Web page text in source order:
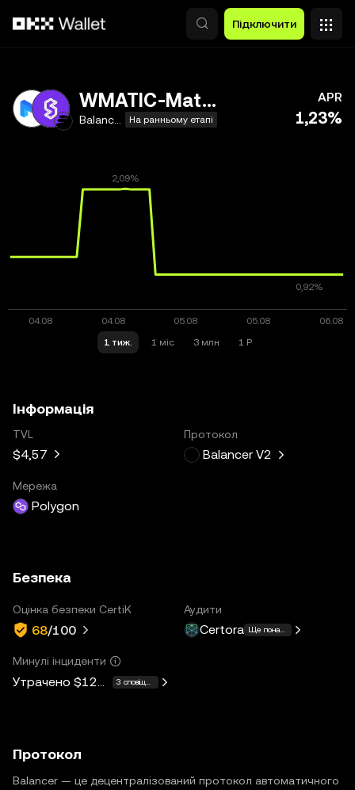
Підключити
WMATIC-MaticX
На ранньому етапі
APR
1,23%
1 тиж. 1 міс 3 млн 1 Р
Інформація
TVL
$4,57
Протокол
Balancer V2
Мережа
Polygon
Безпека
Оцінка безпеки CertiK
68/100
Аудити
Certora Ще понад 10
Минулі інциденти
Утрачено $128M 3 сповіщення
Протокол
Balancer — це децентралізований протокол автоматичного